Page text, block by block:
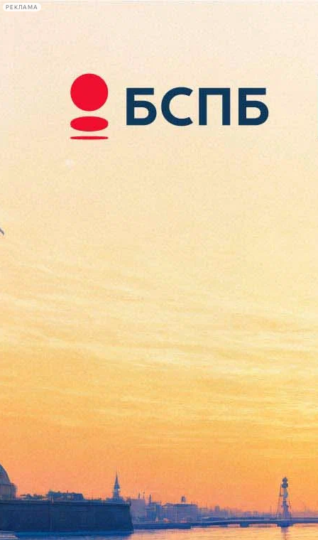
РЕКЛАМА
Сегодня:
2026.08.09
13:07
Афиша Plus